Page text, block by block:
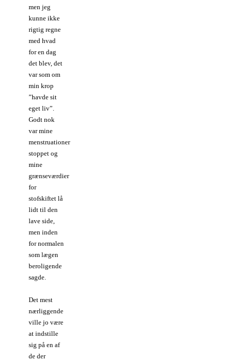
men jeg
kunne ikke
rigtig regne
med hvad
for en dag
det blev, det
var som om
min krop
”havde sit
eget liv”.
Godt nok
var mine
menstruationer
stoppet og
mine
grænseværdier
for
stofskiftet lå
lidt til den
lave side,
men inden
for normalen
som lægen
beroligende
sagde.
Det mest
nærliggende
ville jo være
at indstille
sig på en af
de der